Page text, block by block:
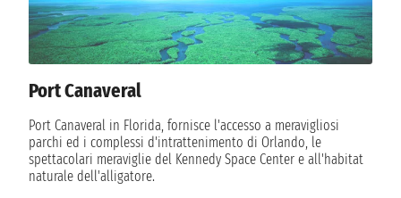
domenica 17 gennaio 2027 NAVIGAZIONE
lunedì 18 gennaio 2027
07:00
PORT
CANAVERAL
Port Canaveral
Port Canaveral in Florida, fornisce l'accesso a meravigliosi
parchi ed i complessi d'intrattenimento di Orlando, le
spettacolari meraviglie del Kennedy Space Center e all'habitat
naturale dell'alligatore.